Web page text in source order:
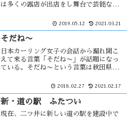
は多くの露店が出店をし舞台で芸能など
わいがなく「きみまち阪」の方が多く人
は色々とあるが・・
2019.05.12 2021.03.21
そだね〜
日本カーリング女子の会話から漏れ聞こ
えて来る言葉「そだね〜」が話題になっ
ている。そだね〜という言葉は秋田県で
方だと思う。 通常は「んだな〜」 という
2018.02.27 2021.02.17
新・道の駅 ふたつい
現在、二ツ井に新しい道の駅を建設中で